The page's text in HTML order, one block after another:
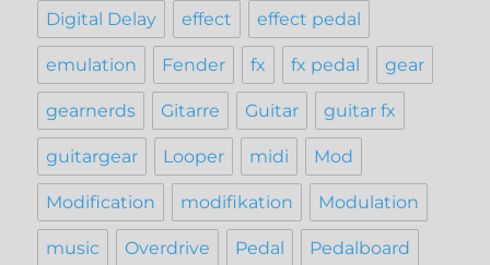
Digital Delay effect effect pedal
emulation Fender fx fx pedal gear
gearnerds Gitarre Guitar guitar fx
guitargear Looper midi Mod
Modification modifikation Modulation
music Overdrive Pedal Pedalboard